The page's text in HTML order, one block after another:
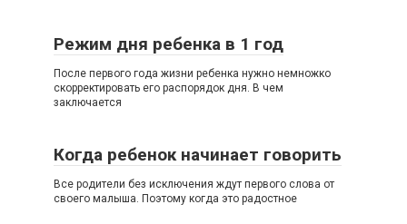
Режим дня ребенка в 1 год
После первого года жизни ребенка нужно немножко
скорректировать его распорядок дня. В чем
заключается
Когда ребенок начинает говорить
Все родители без исключения ждут первого слова от
своего малыша. Поэтому когда это радостное